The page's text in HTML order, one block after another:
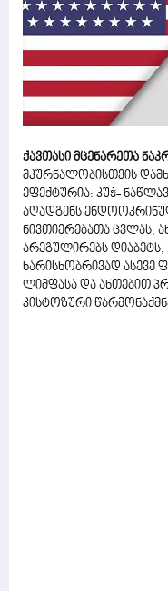
ქავთასი მცენარეთა
მკურნალობისთვის
ეფექტურია: კუჭ-
აღადგენს
ნივთიერებათა ცვლას,
არეგულირებს
ხარისხობრივად ასევე
ლიმფასა და ანთებით
კისტოზური